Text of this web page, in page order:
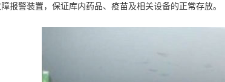
报警装置，保证库内药品、疫苗及相关设备的正常存放。